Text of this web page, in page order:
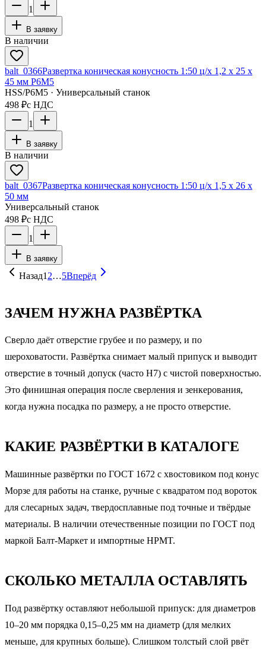
1
В заявку
В наличии
balt_0366Развертка коническая конусность 1:50 ц/х 1,2 х 25 х
45 мм Р6М5
HSS/Р6М5 · Универсальный станок
498 ₽с НДС
1
В заявку
В наличии
balt_0367Развертка коническая конусность 1:50 ц/х 1,5 х 26 х
50 мм
Универсальный станок
498 ₽с НДС
1
В заявку
Назад1 2…5Вперёд
ЗАЧЕМ НУЖНА РАЗВЁРТКА
Сверло даёт отверстие грубее и по размеру, и по
шероховатости. Развёртка снимает малый припуск и выводит
отверстие в точный допуск (часто H7) с чистой поверхностью.
Это финишная операция после сверления и зенкерования,
когда нужна посадка по размеру, а не просто отверстие.
КАКИЕ РАЗВЁРТКИ В КАТАЛОГЕ
Машинные развёртки по ГОСТ 1672 с хвостовиком под конус
Морзе для работы на станке, ручные с квадратом под вороток
для слесарных задач, твердосплавные под точные и твёрдые
материалы. В наличии отечественные позиции по ГОСТ под
маркой Балт-Маркет и импортные HPMT.
СКОЛЬКО МЕТАЛЛА ОСТАВЛЯТЬ
Под развёртку оставляют небольшой припуск: для диаметров
10–20 мм порядка 0,15–0,25 мм на диаметр (для мелких
меньше, для крупных больше). Слишком толстый слой рвёт